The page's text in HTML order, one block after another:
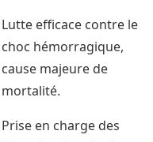
Lutte efficace contre le
choc hémorragique,
cause majeure de
mortalité.
Prise en charge des